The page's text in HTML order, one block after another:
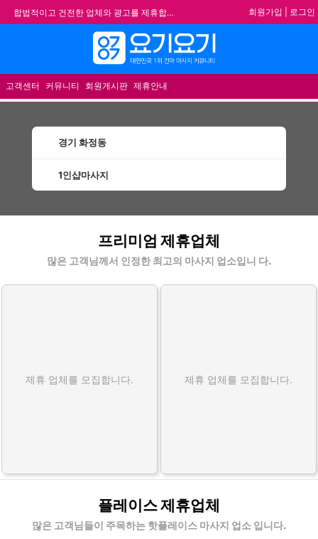
합법적이고 건전한 업체와 광고를 제휴합니다.
★요기요기 설 연휴 휴무 안내★
★ 요기요기 업체회원 안내사항 ★
불건전한 게시글은 삭제 및 회원탈퇴 됩니다.
회원가입 로그인
고객센터 커뮤니티 회원게시판 제휴안내
경기 화정동
1인샵마사지
프리미엄 제휴업체
많은 고객님께서 인정한 최고의 마사지 업소입니 다.
제휴 업체를 모집합니다. 제휴 업체를 모집합니다.
플레이스 제휴업체
많은 고객님들이 주목하는 핫플레이스 마사지 업소 입니다.